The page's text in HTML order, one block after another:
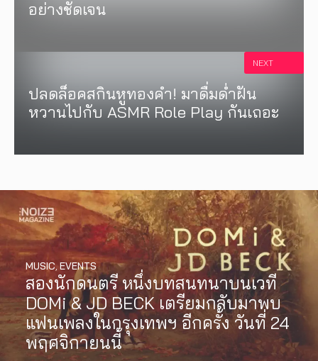
อย่างชัดเจน
ปลดล็อคสกินหูทองคำ! มาดื่มด่ำฝัน
หวานไปกับ ASMR Role Play กันเถอะ
NEXT
สองนักดนตรี หนึ่งบทสนทนาบนเวที
DOMi & JD BECK เตรียมกลับมาพบ
แฟนเพลงในกรุงเทพฯ อีกครั้ง วันที่ 24
พฤศจิกายนนี้
MUSIC,EVENTS